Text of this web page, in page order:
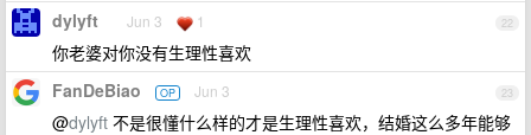
22
dylyft Jun 3 1
你老婆对你没有生理性喜欢
23
FanDeBiao OP Jun 3
@dylyft 不是很懂什么样的才是生理性喜欢，结婚这么多年能够